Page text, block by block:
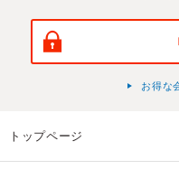
お得な
トップページ